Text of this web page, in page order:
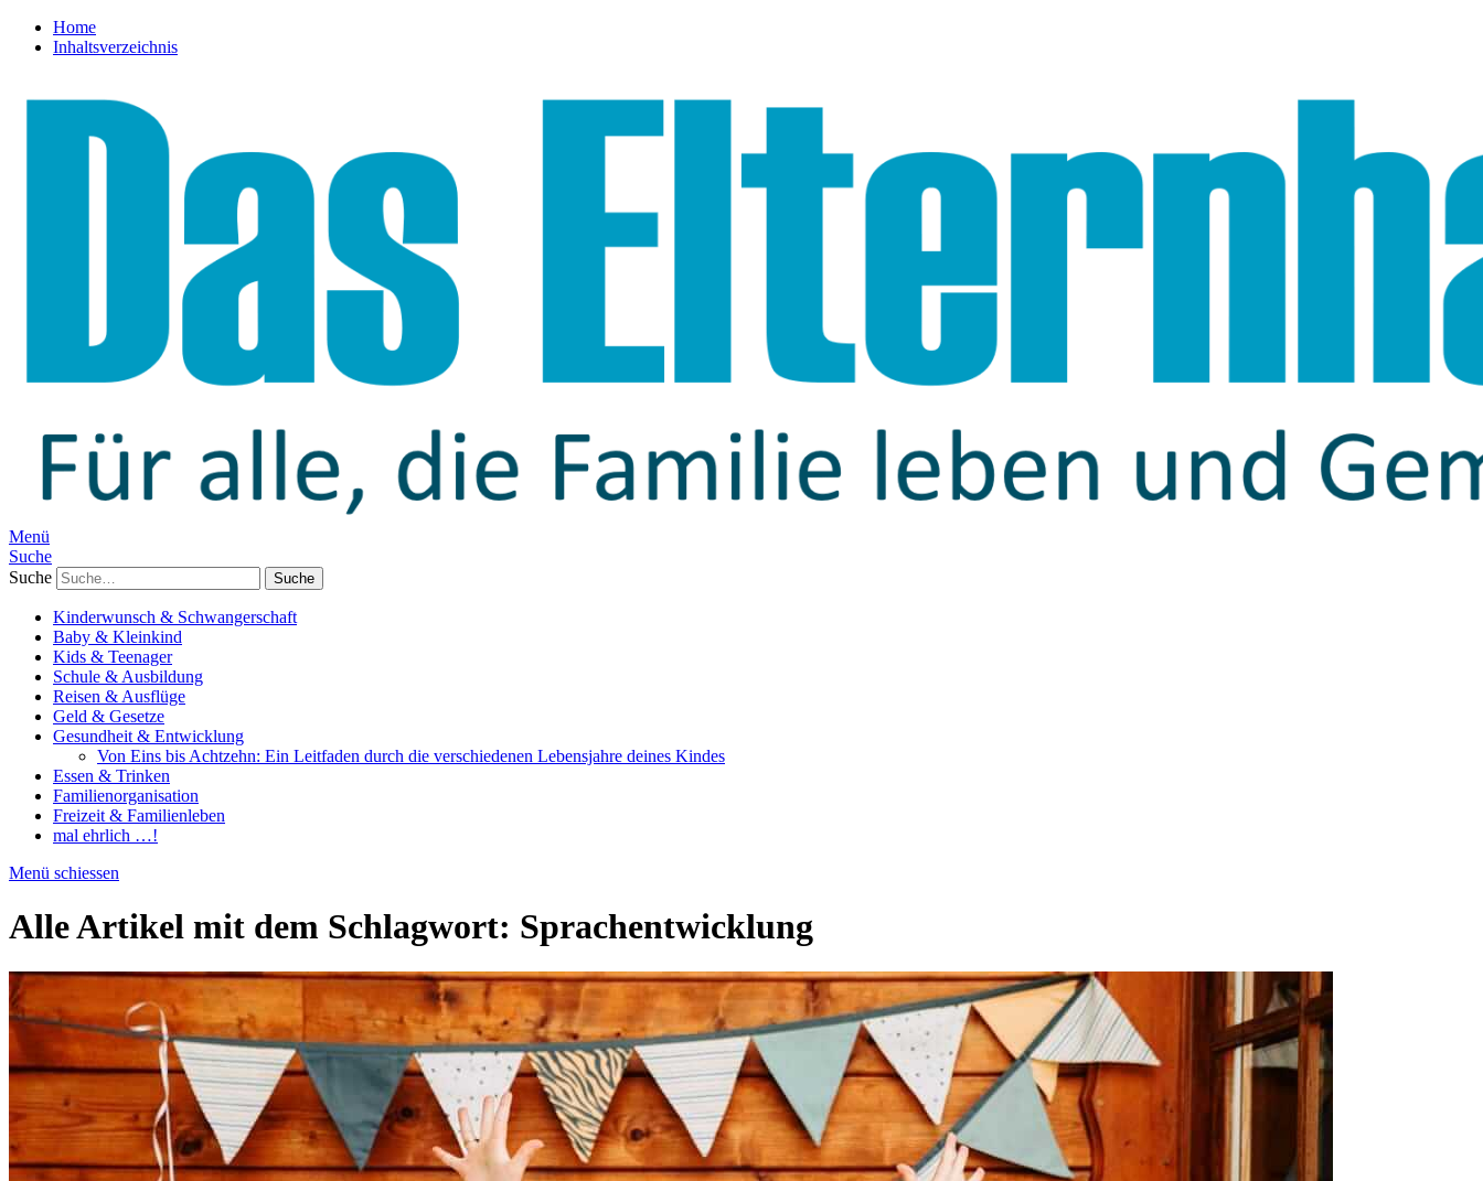
Home
Inhaltsverzeichnis
Menü
Suche
Suche
Kinderwunsch & Schwangerschaft
Baby & Kleinkind
Kids & Teenager
Schule & Ausbildung
Reisen & Ausflüge
Geld & Gesetze
Gesundheit & Entwicklung
Von Eins bis Achtzehn: Ein Leitfaden durch die verschiedenen Lebensjahre deines Kindes
Essen & Trinken
Familienorganisation
Freizeit & Familienleben
mal ehrlich …!
Menü schiessen
Alle Artikel mit dem Schlagwort: Sprachentwicklung